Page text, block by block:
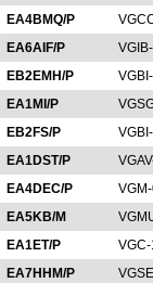
EA4BMQ/P
EA6AIF/P
EB2EMH/P
EA1MI/P
EB2FS/P
EA1DST/P
EA4DEC/P
EA5KB/M
EA1ET/P
EA7HHM/P